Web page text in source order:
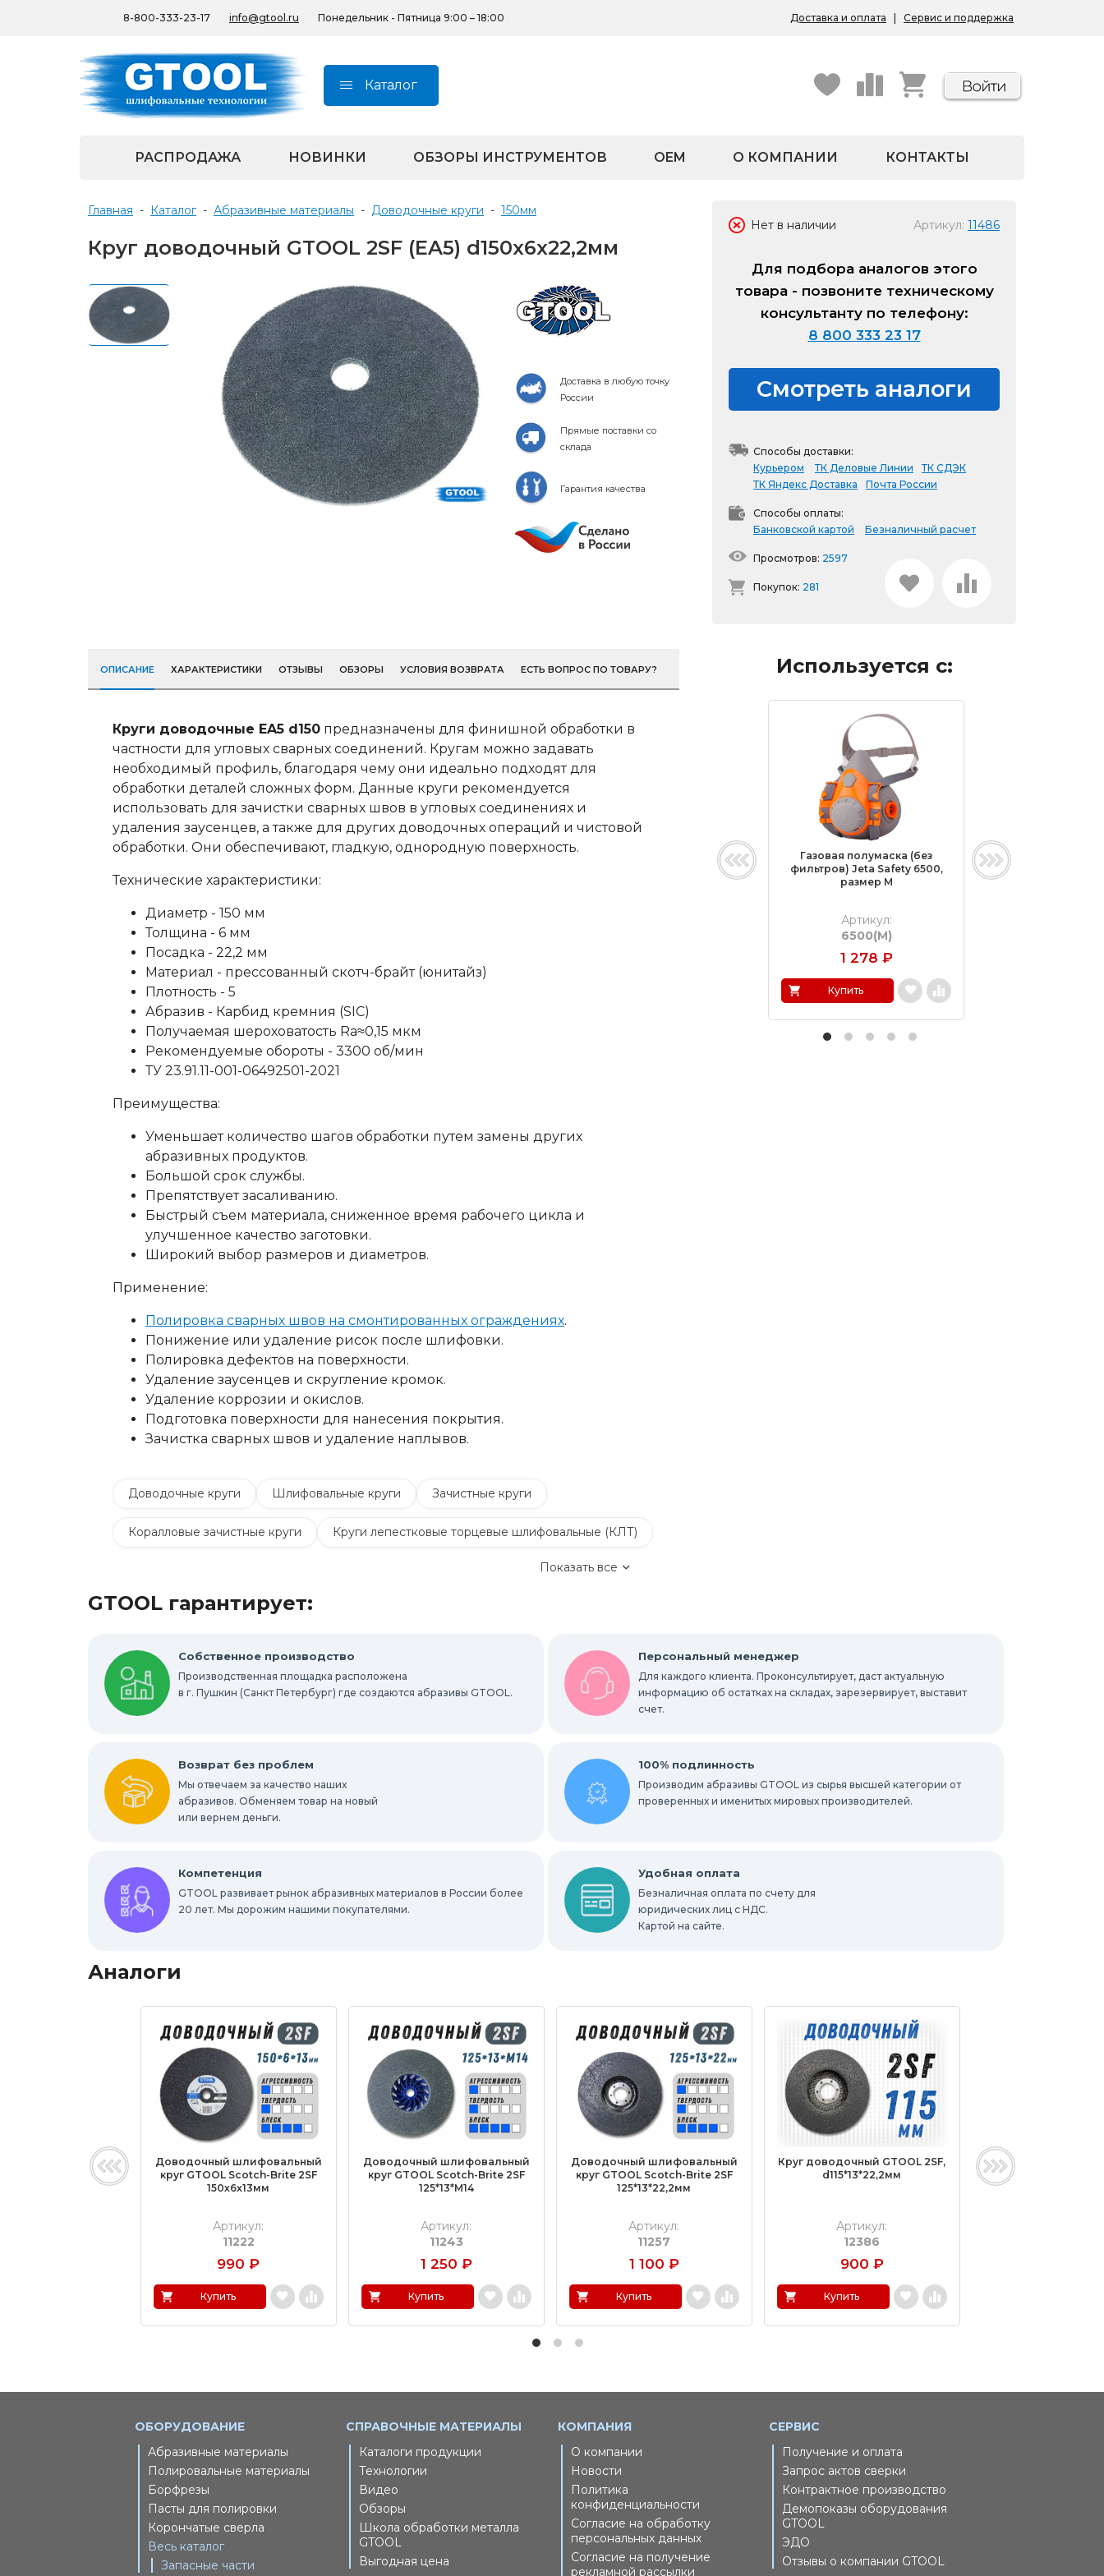
8-800-333-23-17 info@gtool.ru Понедельник - Пятница 9:00 – 18:00 Доставка и оплата Сервис и поддержка
Каталог
РАСПРОДАЖА НОВИНКИ ОБЗОРЫ ИНСТРУМЕНТОВ OEM О КОМПАНИИ КОНТАКТЫ
Главная - Каталог - Абразивные материалы - Доводочные круги - 150мм
Круг доводочный GTOOL 2SF (EA5) d150x6x22,2мм
Доставка в любую точку
России
Прямые поставки со
склада
Гарантия качества
Нет в наличии Артикул: 11486
Для подбора аналогов этого
товара - позвоните техническому
консультанту по телефону:
8 800 333 23 17
Смотреть аналоги
Способы доставки:
Курьером
ТК Деловые Линии
ТК СДЭК
ТК Яндекс Доставка
Почта России
Способы оплаты:
Банковской картой
Безналичный расчет
Просмотров: 2597
Покупок: 281
ОПИСАНИЕ ХАРАКТЕРИСТИКИ ОТЗЫВЫ ОБЗОРЫ УСЛОВИЯ ВОЗВРАТА ЕСТЬ ВОПРОС ПО ТОВАРУ?
Круги доводочные EA5 d150 предназначены для финишной обработки в
частности для угловых сварных соединений. Кругам можно задавать
необходимый профиль, благодаря чему они идеально подходят для
обработки деталей сложных форм. Данные круги рекомендуется
использовать для зачистки сварных швов в угловых соединениях и
удаления заусенцев, а также для других доводочных операций и чистовой
обработки. Они обеспечивают, гладкую, однородную поверхность.
Технические характеристики:
Диаметр - 150 мм
Толщина - 6 мм
Посадка - 22,2 мм
Материал - прессованный скотч-брайт (юнитайз)
Плотность - 5
Абразив - Карбид кремния (SIC)
Получаемая шероховатость Ra≈0,15 мкм
Рекомендуемые обороты - 3300 об/мин
ТУ 23.91.11-001-06492501-2021
Преимущества:
Уменьшает количество шагов обработки путем замены других
абразивных продуктов.
Большой срок службы.
Препятствует засаливанию.
Быстрый съем материала, сниженное время рабочего цикла и
улучшенное качество заготовки.
Широкий выбор размеров и диаметров.
Применение:
Полировка сварных швов на смонтированных ограждениях.
Понижение или удаление рисок после шлифовки.
Полировка дефектов на поверхности.
Удаление заусенцев и скругление кромок.
Удаление коррозии и окислов.
Подготовка поверхности для нанесения покрытия.
Зачистка сварных швов и удаление наплывов.
Доводочные круги Шлифовальные круги Зачистные круги
Коралловые зачистные круги Круги лепестковые торцевые шлифовальные (КЛТ)
Шлифовальные валики Фибровые круги
Абразивные шлифовальные головки
Круги с креплением Roloc™ Шлифовальные абразивные ленты
Шлифовальные абразивные губки, бруски Радиальные шлифовальные круги
Шлифовальные звезды Конволютные круги
Показать все
Используется с:
Газовая полумаска (без
фильтров) Jeta Safety 6500,
размер M
Артикул:
6500(M)
1 278 ₽
Купить
Противопылевой
Jeta Safety Dust
GTOOL гарантирует:
Собственное производство
Производственная площадка расположена
в г. Пушкин (Санкт Петербург) где создаются абразивы GTOOL.
Персональный менеджер
Для каждого клиента. Проконсультирует, даст актуальную
информацию об остатках на складах, зарезервирует, выставит
счет.
Возврат без проблем
Мы отвечаем за качество наших
абразивов. Обменяем товар на новый
или вернем деньги.
100% подлинность
Производим абразивы GTOOL из сырья высшей категории от
проверенных и именитых мировых производителей.
Компетенция
GTOOL развивает рынок абразивных материалов в России более
20 лет. Мы дорожим нашими покупателями.
Удобная оплата
Безналичная оплата по счету для
юридических лиц с НДС.
Картой на сайте.
Аналоги
Доводочный шлифовальный
круг GTOOL Scotch-Brite 2SF
150х6х13мм
Артикул:
11222
990 ₽
Купить
Доводочный шлифовальный
круг GTOOL Scotch-Brite 2SF
125*13*М14
Артикул:
11243
1 250 ₽
Купить
Доводочный шлифовальный
круг GTOOL Scotch-Brite 2SF
125*13*22,2мм
Артикул:
11257
1 100 ₽
Купить
Круг доводочный GTOOL 2SF,
d115*13*22,2мм
Артикул:
12386
900 ₽
Купить
Насадка
2SF 75*6*6мм, уп-
ОБОРУДОВАНИЕ
Абразивные материалы
Полировальные материалы
Борфрезы
Пасты для полировки
Корончатые сверла
Весь каталог
Запасные части
СПРАВОЧНЫЕ МАТЕРИАЛЫ
Каталоги продукции
Технологии
Видео
Обзоры
Школа обработки металла
GTOOL
Выгодная цена
КОМПАНИЯ
О компании
Новости
Политика
конфиденциальности
Согласие на обработку
персональных данных
Согласие на получение
рекламной рассылки
СЕРВИС
Получение и оплата
Запрос актов сверки
Контрактное производство
Демопоказы оборудования
GTOOL
ЭДО
Отзывы о компании GTOOL